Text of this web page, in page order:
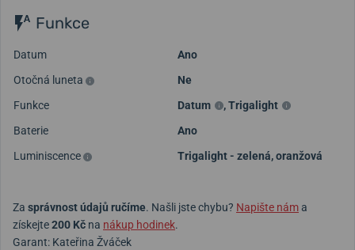
Funkce
Datum
Ano
Otočná luneta
Ne
Funkce
Datum ,Trigalight
Baterie
Ano
Luminiscence
Trigalight - zelená, oranžová
Za správnost údajů ručíme. Našli jste chybu? Napište náma
získejte200 Kč na nákup hodinek.
Garant: Kateřina Žváček